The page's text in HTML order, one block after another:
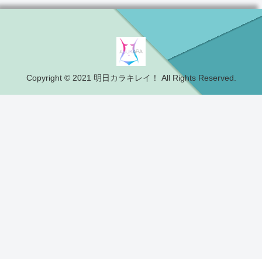
Copyright © 2021 明日カラキレイ！ All Rights Reserved.